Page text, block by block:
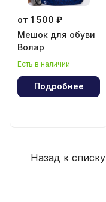
от 1 500 ₽
Мешок для обуви
Волар
Есть в наличии
Подробнее
Назад к списку